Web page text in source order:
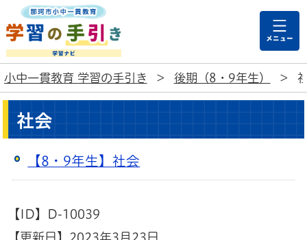
那珂市小中一貫教
小中一貫教育 学習の手引き > 後期（8・9年生） >
社会
【8・9年生】社会
【ID】
D-10039
【更新日】 2023年3月23日